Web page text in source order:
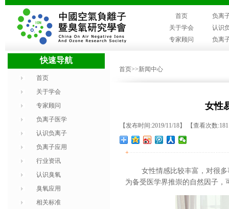
首页
负离
关于学会
认识
专家顾问
负离
快速导航
首页
关于学会
专家顾问
负离子医学
认识负离子
负离子应用
行业资讯
认识臭氧
臭氧应用
相关标准
首页>>新闻中心
女性
【发布时间:2019/11/18】 【查看次数
+
女性情感比较丰富，对很
为备受医学界推崇的自然因子，